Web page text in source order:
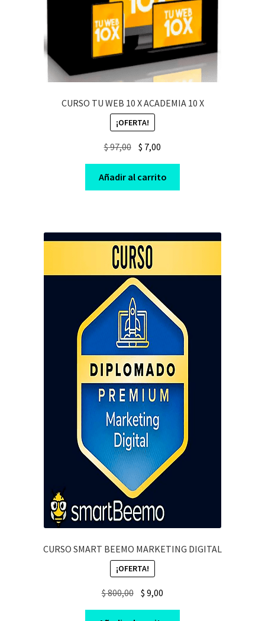
CURSO TU WEB 10 X ACADEMIA 10 X
¡OFERTA!
$97,00 Original
was:
$ 97,00.
$ 7,00
is:
$ 7,00.
Añadir al carrito
CURSO SMART BEEMO MARKETING DIGITAL
¡OFERTA!
$800,00 Original
price
$ 9,00
price